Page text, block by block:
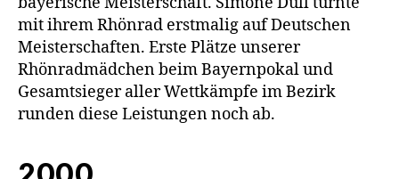
mit ihrem Rhönrad erstmalig auf Deutschen
Meisterschaften. Erste Plätze unserer
Rhönradmädchen beim Bayernpokal und
Gesamtsieger aller Wettkämpfe im Bezirk
runden diese Leistungen noch ab.